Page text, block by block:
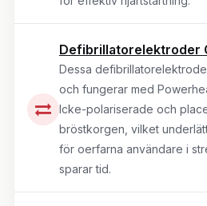
Defibrillatorelektroder
Dessa
och fungerar med
Icke-polariserade och
bröstkorgen, vilket
för oerfarna användare i
sparar tid.